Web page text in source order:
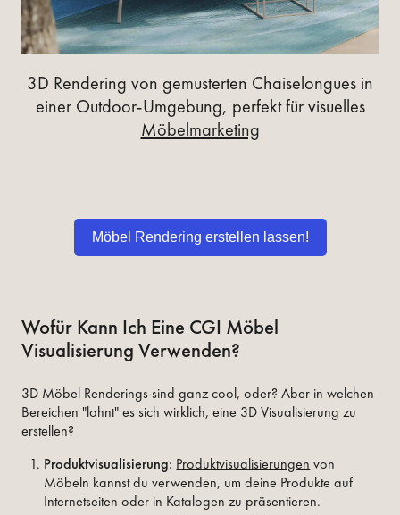
3D Rendering von gemusterten Chaiselongues in
einer Outdoor-Umgebung, perfekt für visuelles
Möbelmarketing
Möbel Rendering erstellen lassen!
Wofür Kann Ich Eine CGI Möbel
Visualisierung Verwenden?
3D Möbel Renderings sind ganz cool, oder? Aber in welchen
Bereichen "lohnt" es sich wirklich, eine 3D Visualisierung zu
erstellen?
Produktvisualisierung: Produktvisualisierungen von
Möbeln kannst du verwenden, um deine Produkte auf
Internetseiten oder in Katalogen zu präsentieren.